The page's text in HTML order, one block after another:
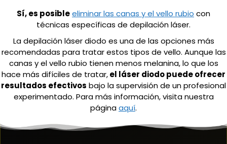
Sí, es posibleeliminar las canas y el vello rubio con
técnicas específicas de depilación láser.
La depilación láser diodo es una de las opciones más
recomendadas para tratar estos tipos de vello. Aunque las
canas y el vello rubio tienen menos melanina, lo que los
hace más difíciles de tratar,el láser diodo puede ofrecer
resultados efectivos bajo la supervisión de un profesional
experimentado. Para más información, visita nuestra
páginaaquí.